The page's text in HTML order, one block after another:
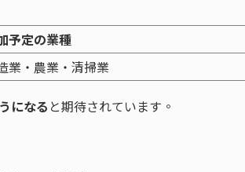
予定の業種
業・農業・清掃業
になる と期待されています。